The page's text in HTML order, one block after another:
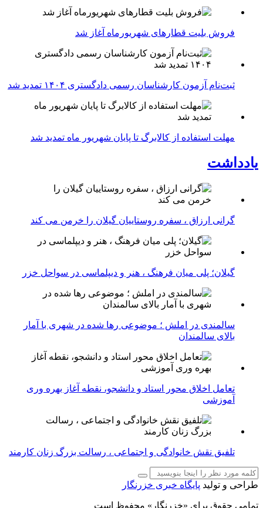
فروش بلیت قطارهای شهریورماه آغاز شد
ثبت‌نام آزمون کارشناسان رسمی دادگستری ۱۴۰۴ تمدید شد
مهلت استفاده از کالابرگ تا پایان شهریور ماه تمدید شد
یادداشت
گرانی ارزاق ، سفره روستاییان گیلان را خرمن می کند
گیلان؛ پلی میان فرهنگ ، هنر و دیپلماسی در سواحل خزر
سالمندی در املش ؛ موضوعی رها شده در شهری با آمار
بالای سالمندان
تعامل اخلاق‌ محور استاد و دانشجو، نقطه آغاز بهره ‌وری
آموزشی
تلفیق نقش خانوادگی و اجتماعی ، رسالت بزرگ زنان کارمند
طراحی و تولید پایگاه خبری خزرنگار
تمامی حقوق برای «خزرنگار» محفوظ است